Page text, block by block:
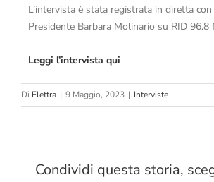
L’intervista è stata registrata in diretta
Presidente Barbara Molinario su RID 96.8
Leggi l’intervista qui
Di Elettra | 9 Maggio, 2023 | Interviste
Condividi questa storia,